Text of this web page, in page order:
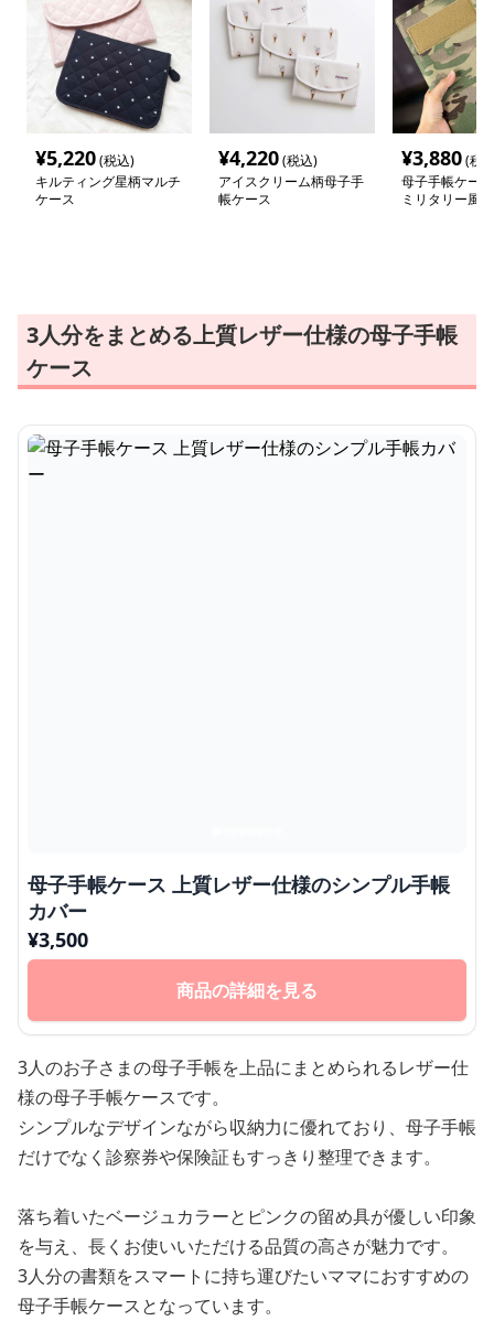
¥5,220(税込)
キルティング星柄マルチ
ケース
¥4,220(税込)
アイスクリーム柄母子手
帳ケース
¥3,880(税
母子手帳ケー
ミリタリー風
3人分をまとめる上質レザー仕様の母子手帳
ケース
母子手帳ケース 上質レザー仕様のシンプル手帳
カバー
¥3,500
商品の詳細を見る
3人のお子さまの母子手帳を上品にまとめられるレザー仕
様の母子手帳ケースです。
シンプルなデザインながら収納力に優れており、母子手帳
だけでなく診察券や保険証もすっきり整理できます。
落ち着いたベージュカラーとピンクの留め具が優しい印象
を与え、長くお使いいただける品質の高さが魅力です。
3人分の書類をスマートに持ち運びたいママにおすすめの
母子手帳ケースとなっています。